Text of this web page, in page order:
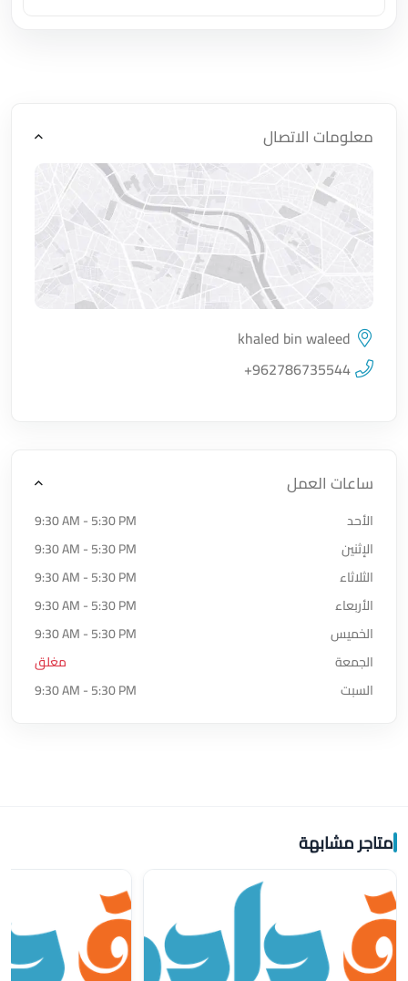
معلومات الاتصال
اضغط لتحميل الموقع
khaled bin waleed
+962786735544
ساعات العمل
الأحد
9:30 AM - 5:30 PM
الإثنين
9:30 AM - 5:30 PM
الثلاثاء
9:30 AM - 5:30 PM
الأربعاء
9:30 AM - 5:30 PM
الخميس
9:30 AM - 5:30 PM
الجمعة
مغلق
السبت
9:30 AM - 5:30 PM
متاجر مشابهة